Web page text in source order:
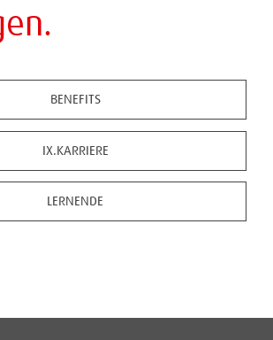
BENEFITS
IX.KARRIERE
LERNENDE